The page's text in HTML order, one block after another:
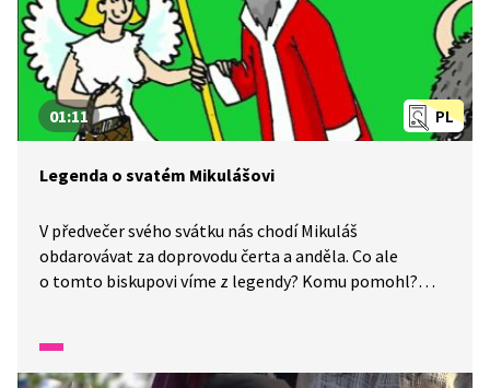
PL
01:11
Legenda o svatém Mikulášovi
V předvečer svého svátku nás chodí Mikuláš
obdarovávat za doprovodu čerta a anděla. Co ale
o tomto biskupovi víme z legendy? Komu pomohl?